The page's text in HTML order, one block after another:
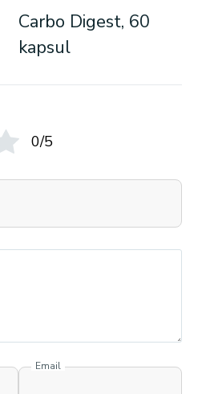
Carbo Digest, 60
kapsul
0/5
Email